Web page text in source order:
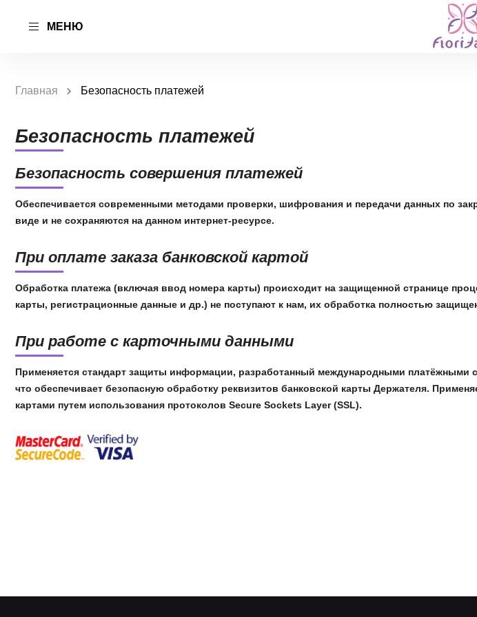
МЕНЮ
Главная Безопасность платежей
Безопасность платежей
Безопасность совершения платежей
Обеспечивается современными методами проверки, шифрования и передачи данных по
виде и не сохраняются на данном интернет-ресурсе.
При оплате заказа банковской картой
Обработка платежа (включая ввод номера карты) происходит на защищенной странице
карты, регистрационные данные и др.) не поступают к нам, их обработка полностью
При работе с карточными данными
Применяется стандарт защиты информации, разработанный международными платёжными
что обеспечивает безопасную обработку реквизитов банковской карты Держателя.
картами путем использования протоколов Secure Sockets Layer (SSL).